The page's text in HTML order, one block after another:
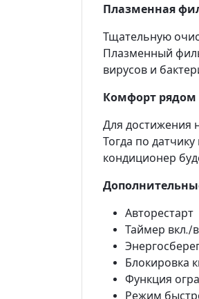
Плазменная
Тщательную
Плазменный
вирусов и
Комфорт рядом
Для достижения
Тогда по
кондиционер
Авторестарт
Таймер вкл./
Блокировка
Функция
Режим